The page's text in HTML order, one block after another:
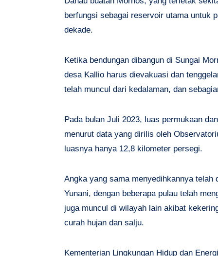
berfungsi sebagai reservoir utama untuk
dekade.
Ketika bendungan dibangun di Sungai
desa Kallio harus dievakuasi dan
telah muncul dari kedalaman, dan
Pada bulan Juli 2023, luas permukaan
menurut data yang dirilis oleh
luasnya hanya 12,8 kilometer persegi.
Angka yang sama menyedihkannya
Yunani, dengan beberapa pulau telah
juga muncul di wilayah lain akibat
curah hujan dan salju.
Kementerian Lingkungan Hidup dan